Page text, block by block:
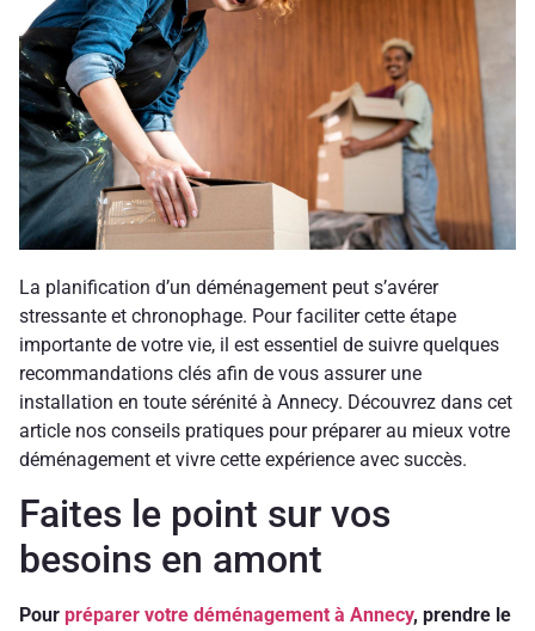
La planification d’un déménagement peut s’avérer
stressante et chronophage. Pour faciliter cette étape
importante de votre vie, il est essentiel de suivre quelques
recommandations clés afin de vous assurer une
installation en toute sérénité à Annecy. Découvrez dans cet
article nos conseils pratiques pour préparer au mieux votre
déménagement et vivre cette expérience avec succès.
Faites le point sur vos
besoins en amont
Pour préparer votre déménagement à Annecy, prendre le